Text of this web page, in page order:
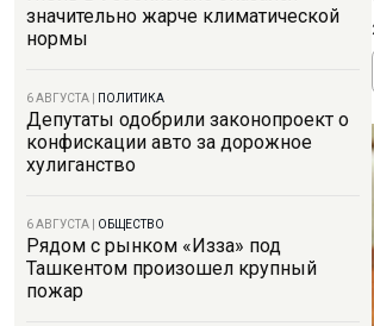
значительно жарче климатической
нормы
6 АВГУСТА ПОЛИТИКА
Депутаты одобрили законопроект о
конфискации авто за дорожное
хулиганство
6 АВГУСТА ОБЩЕСТВО
Рядом с рынком «Изза» под
Ташкентом произошел крупный
пожар